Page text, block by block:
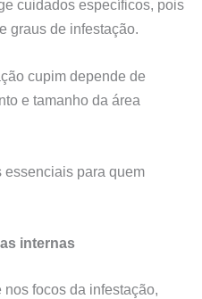
cuidados específicos, pois
graus de infestação.
cupim depende de
e tamanho da área
essenciais para quem
internas
focos da infestação,